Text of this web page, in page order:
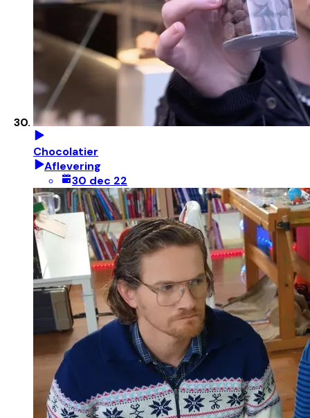
Chocolatier
Aflevering
30 dec 22